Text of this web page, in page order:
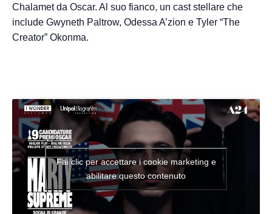
Chalamet da Oscar. Al suo fianco, un cast stellare che
include Gwyneth Paltrow, Odessa A’zion e Tyler “The
Creator” Okonma.
Fai clic per accettare i cookie marketing e
abilitare questo contenuto